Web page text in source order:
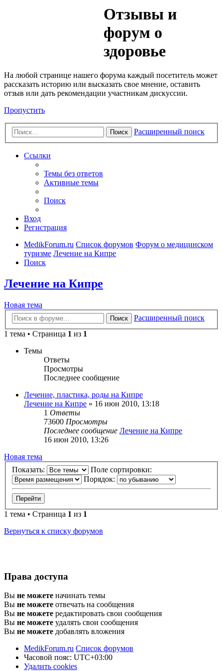
Отзывы и
форум о
здоровье
На любой странице нашего форума каждый посетитель может
рассказать историю или высказать свое мнение, оставить
отзыв или дать рекомендации участникам дискуссии.
Пропустить
Поиск Расширенный поиск
Ссылки
Темы без ответов
Активные темы
Поиск
Вход
Регистрация
MedikForum.ru Список форумов Форум о медицинском
туризме Лечение на Кипре
Поиск
Лечение на Кипре
Новая тема
Поиск
Расширенный поиск
1 тема • Страница 1 из 1
Темы
Ответы
Просмотры
Последнее сообщение
Лечение, пластика, роды на Кипре
Лечение на Кипре » 16 июн 2010, 13:18
1 Ответы
73600 Просмотры
Последнее сообщение Лечение на Кипре
16 июн 2010, 13:26
Новая тема
Показать:
Поле сортировки:
Порядок:
1 тема • Страница 1 из 1
Вернуться к списку форумов
Права доступа
Вы не можете начинать темы
Вы не можете отвечать на сообщения
Вы не можете редактировать свои сообщения
Вы не можете удалять свои сообщения
Вы не можете добавлять вложения
MedikForum.ru Список форумов
Часовой пояс: UTC+03:00
Удалить cookies